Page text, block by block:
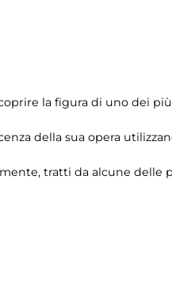
la figura di uno dei
della sua opera
tratti da alcune